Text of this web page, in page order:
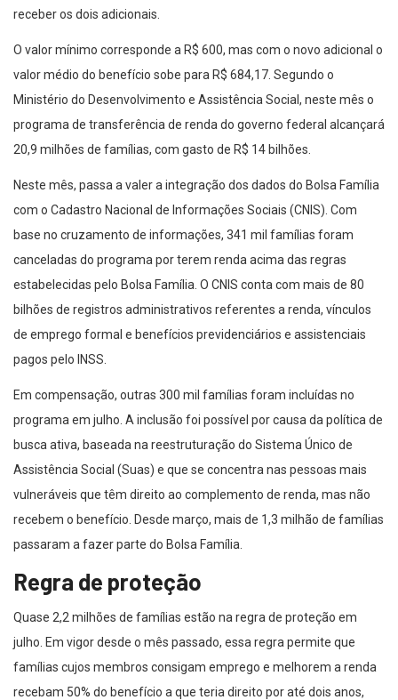
receber os dois adicionais.
O valor mínimo corresponde a R$ 600, mas com o novo adicional o
valor médio do benefício sobe para R$ 684,17. Segundo o
Ministério do Desenvolvimento e Assistência Social, neste mês o
programa de transferência de renda do governo federal alcançará
20,9 milhões de famílias, com gasto de R$ 14 bilhões.
Neste mês, passa a valer a integração dos dados do Bolsa Família
com o Cadastro Nacional de Informações Sociais (CNIS). Com
base no cruzamento de informações, 341 mil famílias foram
canceladas do programa por terem renda acima das regras
estabelecidas pelo Bolsa Família. O CNIS conta com mais de 80
bilhões de registros administrativos referentes a renda, vínculos
de emprego formal e benefícios previdenciários e assistenciais
pagos pelo INSS.
Em compensação, outras 300 mil famílias foram incluídas no
programa em julho. A inclusão foi possível por causa da política de
busca ativa, baseada na reestruturação do Sistema Único de
Assistência Social (Suas) e que se concentra nas pessoas mais
vulneráveis que têm direito ao complemento de renda, mas não
recebem o benefício. Desde março, mais de 1,3 milhão de famílias
passaram a fazer parte do Bolsa Família.
Regra de proteção
Quase 2,2 milhões de famílias estão na regra de proteção em
julho. Em vigor desde o mês passado, essa regra permite que
famílias cujos membros consigam emprego e melhorem a renda
recebam 50% do benefício a que teria direito por até dois anos,